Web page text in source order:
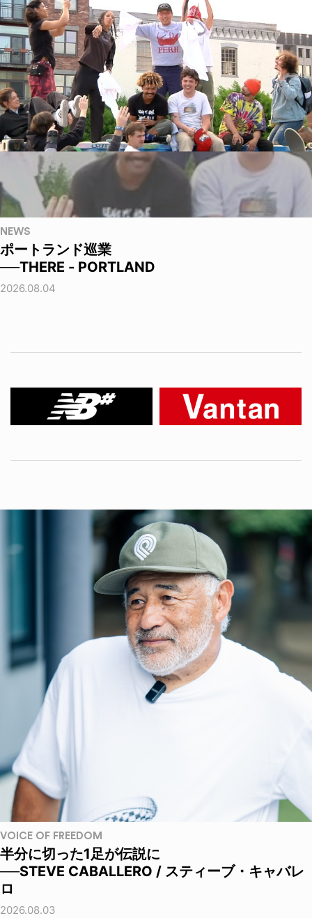
NEWS
ポートランド巡業
──THERE - PORTLAND
2026.08.04
VOICE OF FREEDOM
半分に切った1足が伝説に
──STEVE CABALLERO / スティーブ・キャバレ
ロ
2026.08.03